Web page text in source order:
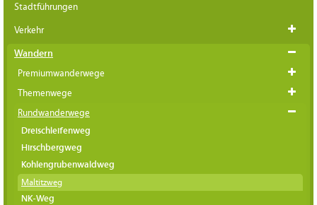
Stadtführungen
Verkehr
Wandern
Premiumwanderwege
Themenwege
Rundwanderwege
Dreischleifenweg
Hirschbergweg
Kohlengrubenwaldweg
Maltitzweg
NK-Weg